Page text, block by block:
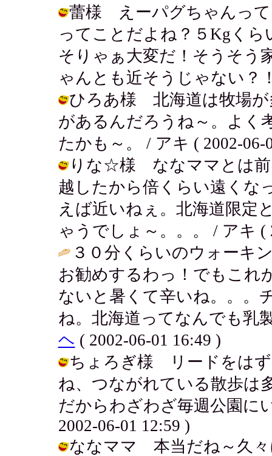
蕾様 えーパグちゃんって
ってことだよね？５Kgく
そりゃぁ大変だ！そうそう
ゃんとも近そうじゃない？
ひろあ様 北海道は牧場が
があるんだろうね～。よく
たかも～。 / アキ ( 2002-06-
りな☆様 ななママとは前
越したから倍くらい遠くな
えば近いねぇ。北海道限定
ゃうでしょ～。。。 / アキ (
３０分くらいのウォーキ
お勧めするわっ！でもこれ
ないと暑くて辛いね。。。
ね。北海道ってなんでも乳
ヘ ( 2002-06-01 16:49 )
ちょろぎ様 リードをはず
ね、つながれている散歩は
だからわざわざ毎週公園に
2002-06-01 12:59 )
ななママ 本当だね～久々